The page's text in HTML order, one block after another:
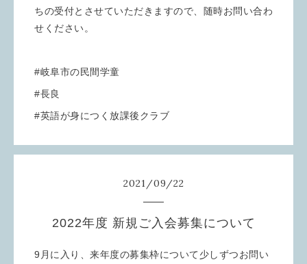
ちの受付とさせていただきますので、随時お問い合わ
せください。
#岐阜市の民間学童
#長良
#英語が身につく放課後クラブ
2021/09/22
2022年度 新規ご入会募集について
9月に入り、来年度の募集枠について少しずつお問い